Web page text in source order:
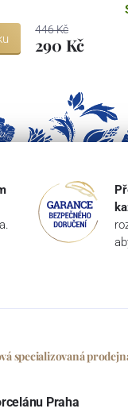
446 Kč
290 Kč
specializovaná
Praha